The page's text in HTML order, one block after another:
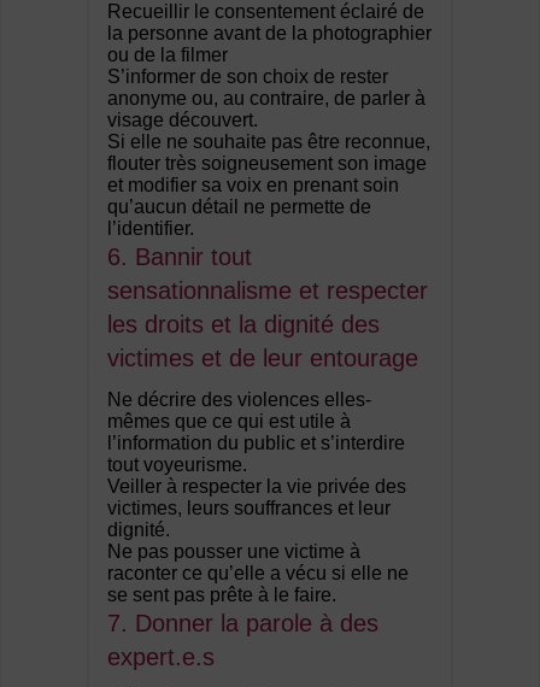
Recueillir le consentement éclairé de
la personne avant de la photographier
ou de la filmer
S’informer de son choix de rester
anonyme ou, au contraire, de parler à
visage découvert.
Si elle ne souhaite pas être reconnue,
flouter très soigneusement son image
et modifier sa voix en prenant soin
qu’aucun détail ne permette de
l’identifier.
6. Bannir tout
sensationnalisme et respecter
les droits et la dignité des
victimes et de leur entourage
Ne décrire des violences elles-
mêmes que ce qui est utile à
l’information du public et s’interdire
tout voyeurisme.
Veiller à respecter la vie privée des
victimes, leurs souffrances et leur
dignité.
Ne pas pousser une victime à
raconter ce qu’elle a vécu si elle ne
se sent pas prête à le faire.
7. Donner la parole à des
expert.e.s